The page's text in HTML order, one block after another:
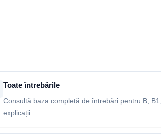
Toate întrebările
Consultă baza completă de întrebări pentru B,
explicații.